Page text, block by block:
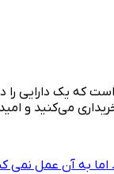
خریداری می‌کنید و
اما به آن عمل نمی